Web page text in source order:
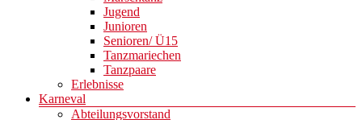
Jugend
Junioren
Senioren/ Ü15
Tanzmariechen
Tanzpaare
Erlebnisse
Karneval
Abteilungsvorstand